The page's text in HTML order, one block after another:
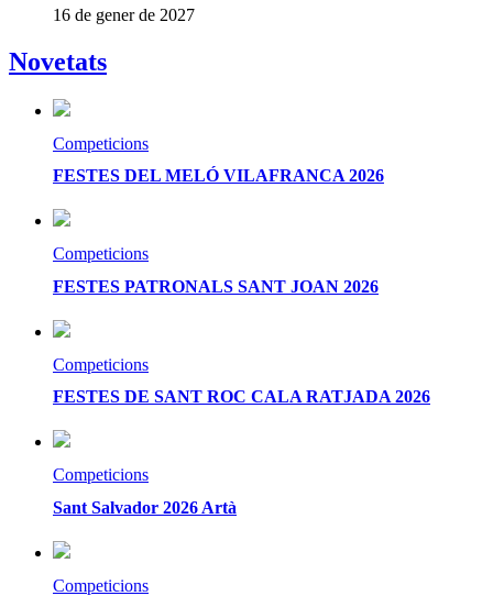
16 de gener de 2027
Novetats
Competicions
FESTES DEL MELÓ VILAFRANCA 2026
Competicions
FESTES PATRONALS SANT JOAN 2026
Competicions
FESTES DE SANT ROC CALA RATJADA 2026
Competicions
Sant Salvador 2026 Artà
Competicions